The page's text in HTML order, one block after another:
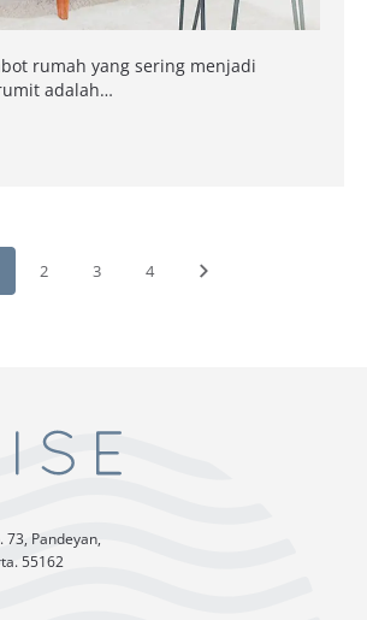
rumah yang sering menjadi
adalah…
2 3 4
73, Pandeyan,
55162